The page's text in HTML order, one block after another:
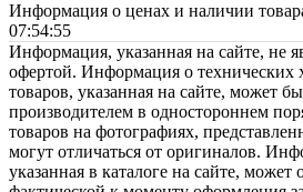
Информация о ценах и наличии
07:54:55
Информация, указанная на сайте, не
офертой. Информация о технических
товаров, указанная на сайте, может
производителем в одностороннем
товаров на фотографиях,
могут отличаться от оригиналов.
указанная в каталоге на сайте, может